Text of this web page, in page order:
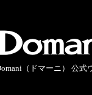
（ドマーニ） 公式